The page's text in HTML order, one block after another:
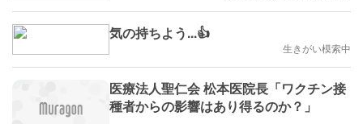
気の持ちよう...👍
生きがい模索中
医療法人聖仁会 松本医院長「ワクチン接
種者からの影響はあり得るのか？」